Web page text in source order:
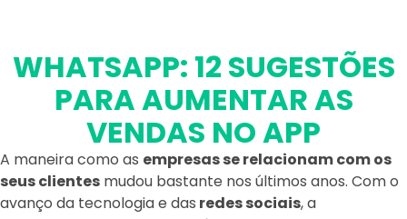
WHATSAPP: 12 SUGESTÕES
PARA AUMENTAR AS
VENDAS NO APP
A maneira como as empresas se relacionam com os
seus clientes mudou bastante nos últimos anos. Com o
avanço da tecnologia e das redes sociais, a